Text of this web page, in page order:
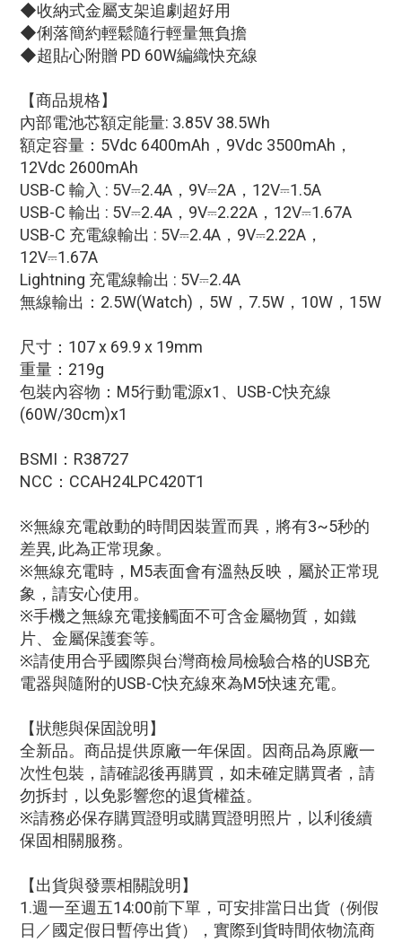
◆收納式金屬支架追劇超好用
◆俐落簡約輕鬆隨行輕量無負擔
◆超貼心附贈 PD 60W編織快充線
【商品規格】
內部電池芯額定能量: 3.85V 38.5Wh
額定容量：5Vdc 6400mAh，9Vdc 3500mAh，
12Vdc 2600mAh
USB-C 輸入 : 5V⎓2.4A，9V⎓2A，12V⎓1.5A
USB-C 輸出 : 5V⎓2.4A，9V⎓2.22A，12V⎓1.67A
USB-C 充電線輸出 : 5V⎓2.4A，9V⎓2.22A，
12V⎓1.67A
Lightning 充電線輸出 : 5V⎓2.4A
無線輸出：2.5W(Watch)，5W，7.5W，10W，15W
尺寸：107 x 69.9 x 19mm
重量：219g
包裝內容物：M5行動電源x1、USB-C快充線
(60W/30cm)x1
BSMI：R38727
NCC：CCAH24LPC420T1
※無線充電啟動的時間因裝置而異，將有3~5秒的
差異, 此為正常現象。
※無線充電時，M5表面會有溫熱反映，屬於正常現
象，請安心使用。
※手機之無線充電接觸面不可含金屬物質，如鐵
片、金屬保護套等。
※請使用合乎國際與台灣商檢局檢驗合格的USB充
電器與隨附的USB-C快充線來為M5快速充電。
【狀態與保固說明】
全新品。商品提供原廠一年保固。因商品為原廠一
次性包裝，請確認後再購買，如未確定購買者，請
勿拆封，以免影響您的退貨權益。
※請務必保存購買證明或購買證明照片，以利後續
保固相關服務。
【出貨與發票相關說明】
1.週一至週五14:00前下單，可安排當日出貨（例假
日／國定假日暫停出貨），實際到貨時間依物流商